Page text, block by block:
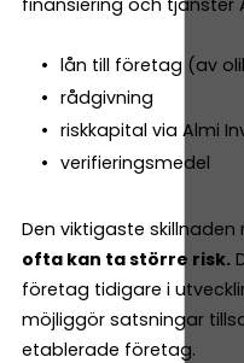
lån till företag (av
rådgivning
riskkapital via Almi
verifieringsmedel
Den viktigaste
ofta kan ta större risk.
företag tidigare i
möjliggör satsningar
etablerade företag.